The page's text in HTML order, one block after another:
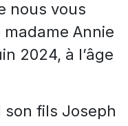
nous vous
Annie
2024, à l’âge
son fils Joseph